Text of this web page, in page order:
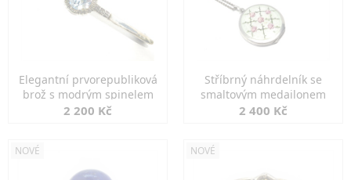
Elegantní prvorepubliková
brož s modrým spinelem
2 200 Kč
Stříbrný náhrdelník se
smaltovým medailonem
2 400 Kč
NOVÉ NOVÉ